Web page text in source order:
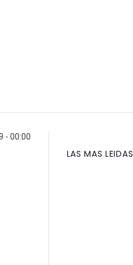
- 00:00
LAS MAS LEIDAS